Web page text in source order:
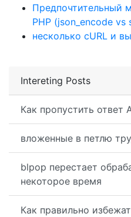
Intereting Posts
Как пропустить ответ
вложенные в петлю
blpop перестает
некоторое время
Как правильно
Предпочтительный
PHP (json_encode vs
несколько cURL и